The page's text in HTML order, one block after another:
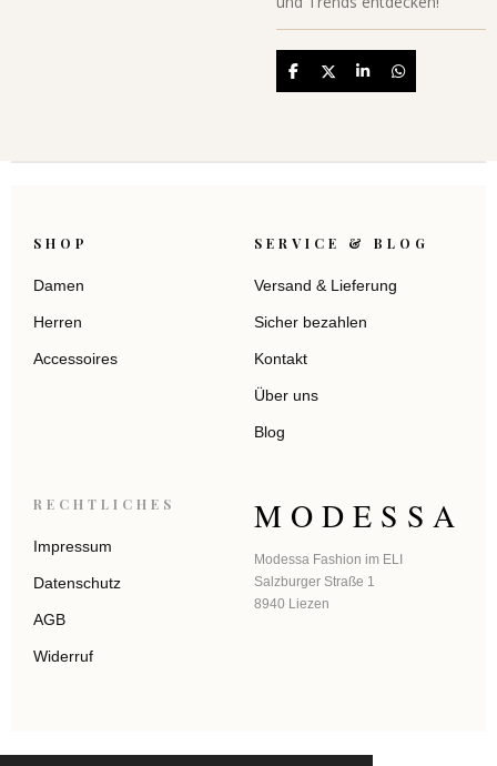
TeilenTeilenTeilenTeilen
SHOP
Damen
Herren
Accessoires
SERVICE & BLOG
Versand & Lieferung
Sicher bezahlen
Kontakt
Über uns
Blog
RECHTLICHES
Impressum
Datenschutz
AGB
Widerruf
MODESSA
Modessa Fashion im ELI
Salzburger Straße 1
8940 Liezen